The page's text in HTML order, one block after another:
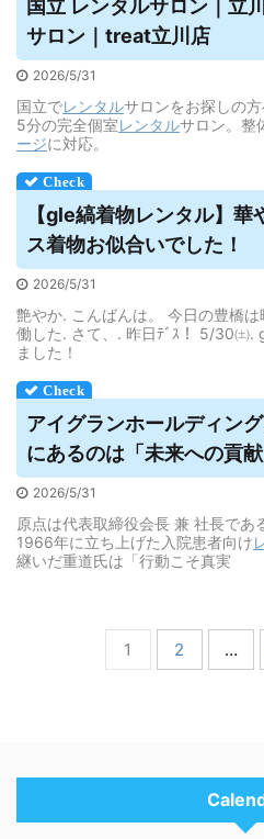
国立 レンタルサロン｜立
サロン｜treat立川店
2026/5/31
国立でレンタルサロンをお探しの
5分の完全個室レンタルサロン。整
ージに対応。
【gle縞着物レンタル】華
ス着物お似合いでした！
2026/5/31
艶やか. こんばんは。 今日の豊橋
働した. さて、. 昨日ﾃﾞｽ！ 5/30㈯.
ました！
アイグランホールディン
にあるのは「未来への貢献
2026/5/31
原点は代表取締役会長 兼 社長であ
1966年に立ち上げた入院患者向け
継いだ重道氏は「行動こそ真実
1 2 …